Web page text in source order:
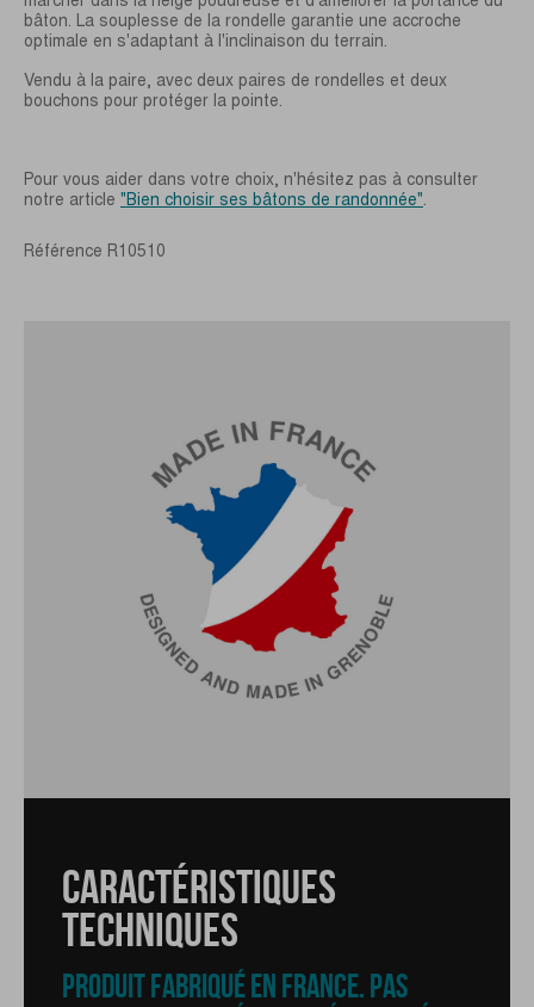
bâton. La souplesse de la rondelle garantie une accroche
optimale en s'adaptant à l'inclinaison du terrain.
Vendu à la paire, avec deux paires de rondelles et deux
bouchons pour protéger la pointe.
Pour vous aider dans votre choix, n'hésitez pas à consulter
notre article "Bien choisir ses bâtons de randonnée".
Référence R10510
CARACTÉRISTIQUES
TECHNIQUES
PRODUIT FABRIQUÉ EN FRANCE. PAS
CARACTÉRISTIQUES
TECHNIQUES
CARACTÉRISTIQUES